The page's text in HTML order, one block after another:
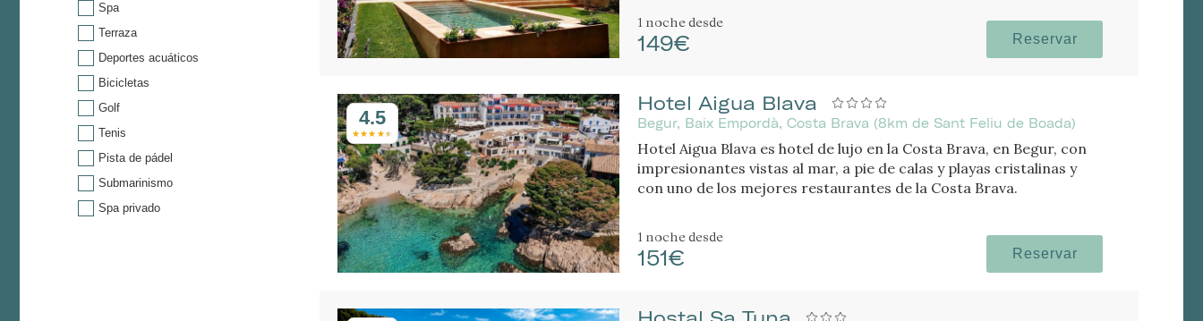
Spa
Terraza
Deportes acuáticos
Bicicletas
Golf
Tenis
Pista de pádel
Submarinismo
Spa privado
1 nochedesde
149€ Reservar
4.5
Hotel Aigua Blava
Begur, Baix Empordà, Costa Brava (8km de Sant Feliu de Boada)
Hotel Aigua Blava es hotel de lujo en la Costa Brava, en Begur, con
impresionantes vistas al mar, a pie de calas y playas cristalinas y
con uno de los mejores restaurantes de la Costa Brava.
1 nochedesde
151€ Reservar